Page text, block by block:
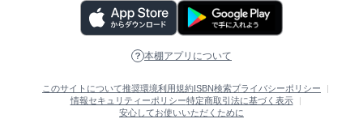
本棚アプリについて
このサイトについて推奨環境利用規約 ISBN検索プライバシーポリシー
情報セキュリティーポリシー特定商取引法に基づく表示
安心してお使いいただくために